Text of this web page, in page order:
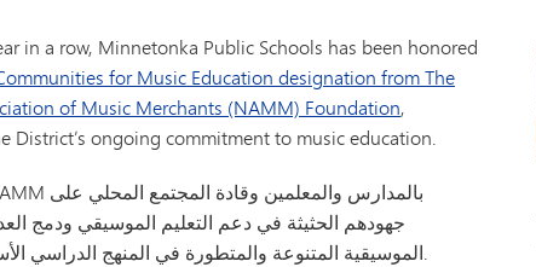
in a row, Minnetonka Public Schools has been honored
for Music Education designation from The
of Music Merchants (NAMM) Foundation,
District’s ongoing commitment to music education.
جهودهم الحثيثة في دعم التعليم الموسيقي ودمج
الموسيقية المتنوعة والمتطورة في المنهج الدراسي الأساسي للمدرسة.